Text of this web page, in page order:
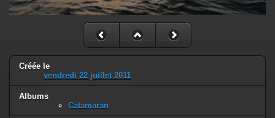
Créée le
vendredi 22 juillet 2011
Albums
Catamaran